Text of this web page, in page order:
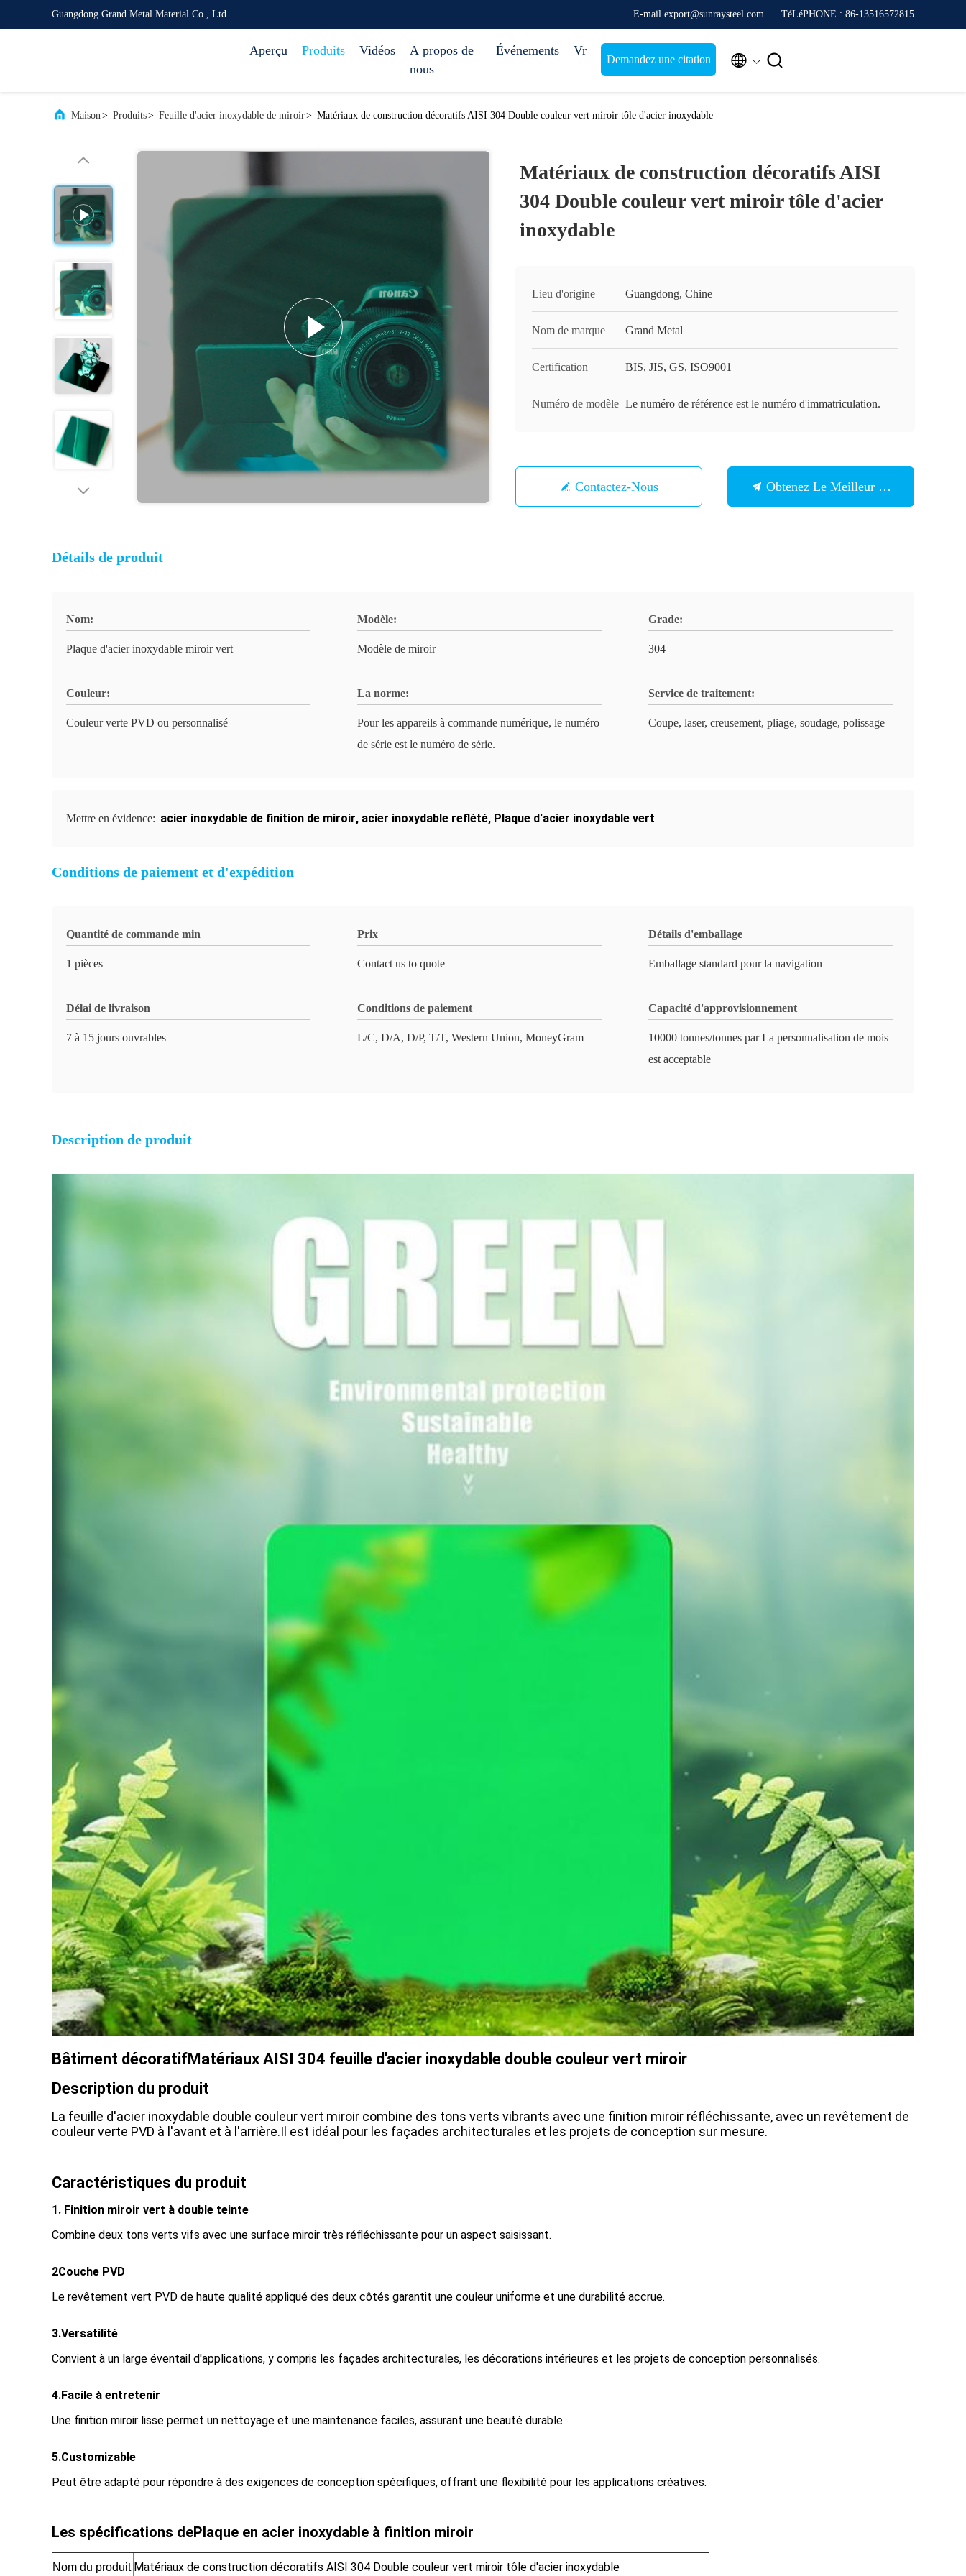
Guangdong Grand Metal Material Co., Ltd E-mail export@sunraysteel.com TéLéPHONE : 86-13516572815
Aperçu Produits Vidéos
A propos de
nous
Événements Vr
Demandez une citation  
Maison> Produits> Feuille d'acier inoxydable de miroir> Matériaux de construction décoratifs AISI 304 Double couleur vert miroir tôle d'acier inoxydable
Matériaux de construction décoratifs AISI
304 Double couleur vert miroir tôle d'acier
inoxydable
Lieu d'origine Guangdong, Chine
Nom de marque Grand Metal
Certification BIS, JIS, GS, ISO9001
Numéro de modèle Le numéro de référence est le numéro d'immatriculation.
Contactez-Nous Obtenez Le Meilleur Prix
Détails de produit
Nom:
Plaque d'acier inoxydable miroir vert
Modèle:
Modèle de miroir
Grade:
304
Couleur:
Couleur verte PVD ou personnalisé
La norme:
Pour les appareils à commande numérique, le numéro
de série est le numéro de série.
Service de traitement:
Coupe, laser, creusement, pliage, soudage, polissage
Mettre en évidence: acier inoxydable de finition de miroir, acier inoxydable reflété, Plaque d'acier inoxydable vert
Conditions de paiement et d'expédition
Quantité de commande min
1 pièces
Prix
Contact us to quote
Détails d'emballage
Emballage standard pour la navigation
Délai de livraison
7 à 15 jours ouvrables
Conditions de paiement
L/C, D/A, D/P, T/T, Western Union, MoneyGram
Capacité d'approvisionnement
10000 tonnes/tonnes par La personnalisation de mois
est acceptable
Description de produit
Bâtiment décoratifMatériaux AISI 304 feuille d'acier inoxydable double couleur vert miroir
Description du produit
La feuille d'acier inoxydable double couleur vert miroir combine des tons verts vibrants avec une finition miroir réfléchissante, avec un revêtement de
couleur verte PVD à l'avant et à l'arrière.Il est idéal pour les façades architecturales et les projets de conception sur mesure.
Caractéristiques du produit
1. Finition miroir vert à double teinte
Combine deux tons verts vifs avec une surface miroir très réfléchissante pour un aspect saisissant.
2Couche PVD
Le revêtement vert PVD de haute qualité appliqué des deux côtés garantit une couleur uniforme et une durabilité accrue.
3.Versatilité
Convient à un large éventail d'applications, y compris les façades architecturales, les décorations intérieures et les projets de conception personnalisés.
4.Facile à entretenir
Une finition miroir lisse permet un nettoyage et une maintenance faciles, assurant une beauté durable.
5.Customizable
Peut être adapté pour répondre à des exigences de conception spécifiques, offrant une flexibilité pour les applications créatives.
Les spécifications dePlaque en acier inoxydable à finition miroir
Nom du produit Matériaux de construction décoratifs AISI 304 Double couleur vert miroir tôle d'acier inoxydable